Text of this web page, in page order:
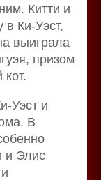
Китти и
Ки-Уэст,
выиграла
призом
Уэст и
В
и Элис